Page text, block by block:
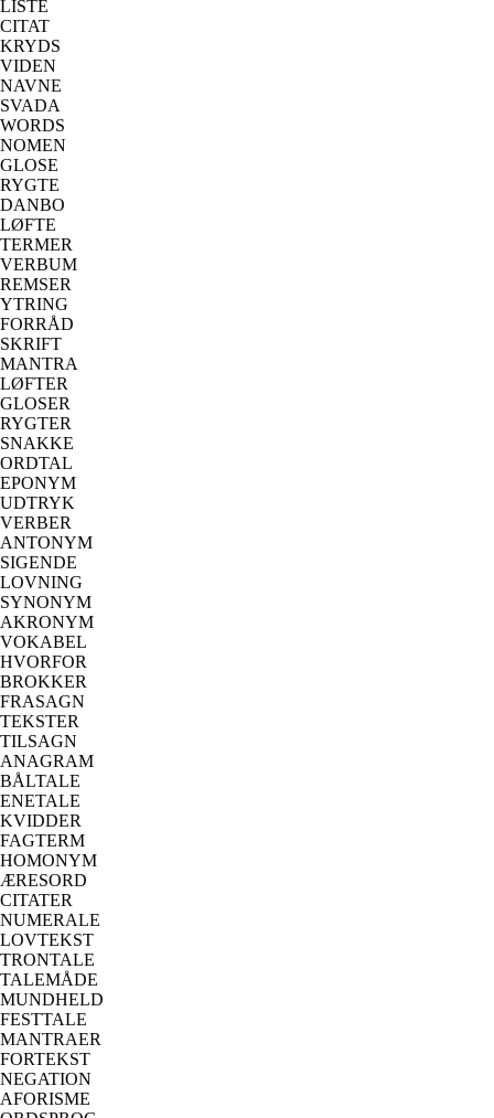
LISTE
CITAT
KRYDS
VIDEN
NAVNE
SVADA
WORDS
NOMEN
GLOSE
RYGTE
DANBO
LØFTE
TERMER
VERBUM
REMSER
YTRING
FORRÅD
SKRIFT
MANTRA
LØFTER
GLOSER
RYGTER
SNAKKE
ORDTAL
EPONYM
UDTRYK
VERBER
ANTONYM
SIGENDE
LOVNING
SYNONYM
AKRONYM
VOKABEL
HVORFOR
BROKKER
FRASAGN
TEKSTER
TILSAGN
ANAGRAM
BÅLTALE
ENETALE
KVIDDER
FAGTERM
HOMONYM
ÆRESORD
CITATER
NUMERALE
LOVTEKST
TRONTALE
TALEMÅDE
MUNDHELD
FESTTALE
MANTRAER
FORTEKST
NEGATION
AFORISME